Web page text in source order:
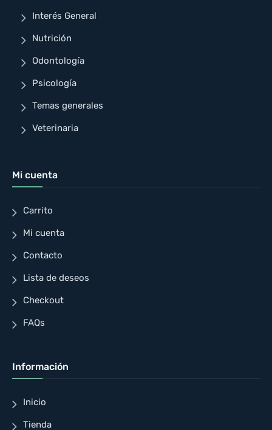
Interés General
Nutrición
Odontología
Psicología
Temas generales
Veterinaria
Mi cuenta
Carrito
Mi cuenta
Contacto
Lista de deseos
Checkout
FAQs
Información
Inicio
Tienda